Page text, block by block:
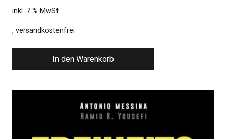
inkl. 7 % MwSt.
, versandkostenfrei
In den Warenkorb